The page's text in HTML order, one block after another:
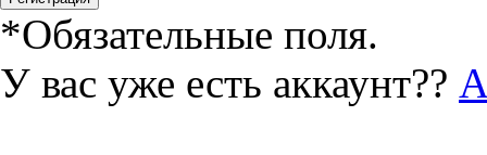
*Обязательные поля.
У вас уже есть аккаунт??